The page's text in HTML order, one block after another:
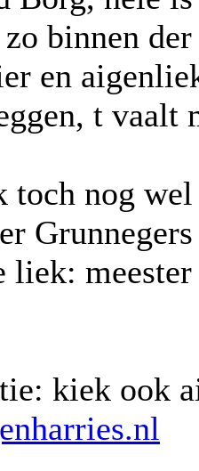
binnen
en
t vaalt
nog wel
kiek ook